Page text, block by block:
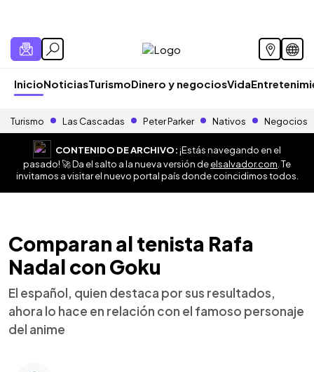
InicioNoticiasTurismoDinero y negociosVida
Turismo Las Cascadas Peter Parker Nativos Negocios
CONTENIDO DE ARCHIVO:¡Estás navegando en el
pasado! 🚀 Da el salto a la nueva versión deelsalvador.com . Te
invitamos a visitar el nuevo portal país donde coincidimos todos.
Comparan al tenista Rafa
Nadal con Goku
El español, quien destaca por sus resultados,
ahora lo hace en relación con el famoso personaje
del anime